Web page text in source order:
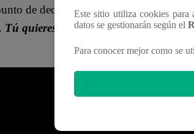
de decirle lo que pasó con Felipe.
quieres que te ayude con Gracia y
Este sitio utiliza cookies
datos se gestionarán según el
Para conocer mejor como se